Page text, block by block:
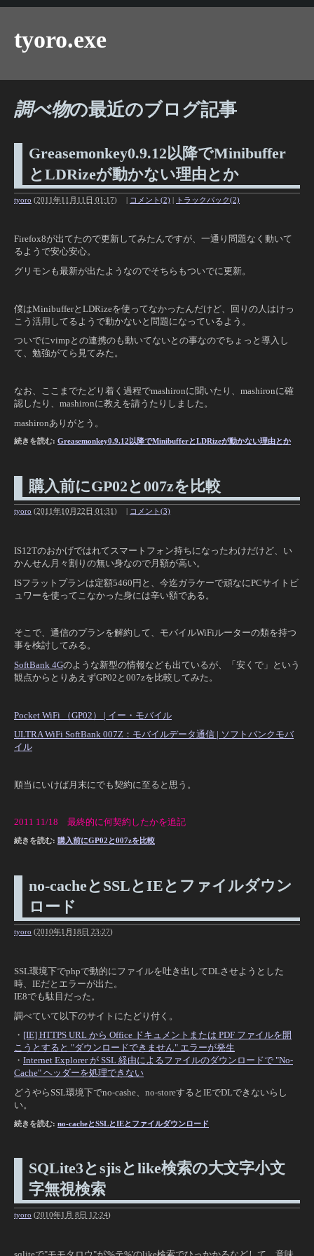
tyoro.exe
調べ物の最近のブログ記事
Greasemonkey0.9.12以降でMinibuffer
とLDRizeが動かない理由とか
tyoro (2011年11月11日 01:17) | コメント(2) | トラックバック(2)
Firefox8が出てたので更新してみたんですが、一通り問題なく動いて
るようで安心安心。
グリモンも最新が出たようなのでそちらもついでに更新。
僕はMinibufferとLDRizeを使ってなかったんだけど、回りの人はけっ
こう活用してるようで動かないと問題になっているよう。
ついでにvimpとの連携のも動いてないとの事なのでちょっと導入し
て、勉強がてら見てみた。
なお、ここまでたどり着く過程でmashironに聞いたり、mashironに確
認したり、mashironに教えを請うたりしました。
mashironありがとう。
続きを読む: Greasemonkey0.9.12以降でMinibufferとLDRizeが動かない理由とか
購入前にGP02と007zを比較
tyoro (2011年10月22日 01:31) コメント(3)
IS12Tのおかげではれてスマートフォン持ちになったわけだけど、い
かんせん月々割りの無い身なので月額が高い。
ISフラットプランは定額5460円と、今迄ガラケーで頑なにPCサイトビ
ュワーを使ってこなかった身には辛い額である。
そこで、通信のプランを解約して、モバイルWiFiルーターの類を持つ
事を検討してみる。
SoftBank 4Gのような新型の情報なども出ているが、「安くで」という
観点からとりあえずGP02と007zを比較してみた。
Pocket WiFi （GP02） | イー・モバイル
ULTRA WiFi SoftBank 007Z：モバイルデータ通信 | ソフトバンクモバ
イル
順当にいけば月末にでも契約に至ると思う。
2011 11/18 最終的に何契約したかを追記
続きを読む: 購入前にGP02と007zを比較
no-cacheとSSLとIEとファイルダウン
ロード
tyoro (2010年1月18日 23:27)
SSL環境下でphpで動的にファイルを吐き出してDLさせようとした
時、IEだとエラーが出た。
IE8でも駄目だった。
調べていて以下のサイトにたどり付く。
・ [IE] HTTPS URL から Office ドキュメントまたは PDF ファイルを開
こうとすると "ダウンロードできません" エラーが発生
・ Internet Explorer が SSL 経由によるファイルのダウンロードで "No-
Cache" ヘッダーを処理できない
どうやらSSL環境下でno-cashe、no-storeするとIEでDLできないらし
い。
続きを読む: no-cacheとSSLとIEとファイルダウンロード
SQLite3とsjisとlike検索の大文字小文
字無視検索
tyoro (2010年1月 8日 12:24)